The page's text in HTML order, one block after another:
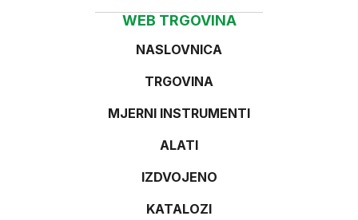
WEB TRGOVINA
NASLOVNICA
TRGOVINA
MJERNI INSTRUMENTI
ALATI
IZDVOJENO
KATALOZI